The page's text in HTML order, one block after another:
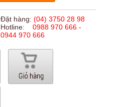
Đặt hàng: (04) 3750 28 98
Hotline: 0988 970 666 -
0944 970 666